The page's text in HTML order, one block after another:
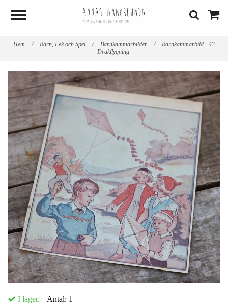
Hem / Barn, Lek och Spel / Barnkammarbilder /
Barnkammarbild - 43
Drakflygning
I lager. Antal: 1